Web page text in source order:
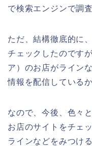
で検索エンジンで調
ただ、結構徹底的に
チェックしたのです
ア）のお店がライン
情報を配信している
なので、今後、色々
お店のサイトをチェ
ラインなどをみつけ